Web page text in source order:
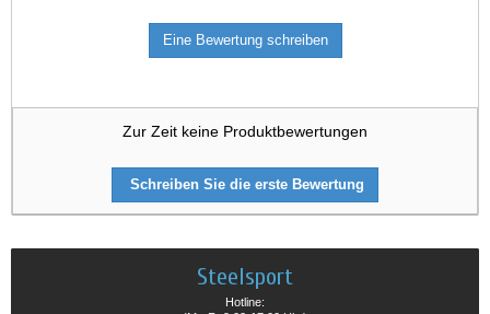
Eine Bewertung schreiben
Zur Zeit keine Produktbewertungen
Schreiben Sie die erste Bewertung
Steelsport
Hotline: